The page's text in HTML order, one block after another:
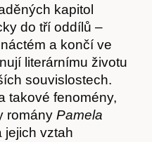
kapitol
do tří oddílů –
a končí ve
literárnímu životu
souvislostech.
takové fenomény,
romány Pamela
jejich vztah